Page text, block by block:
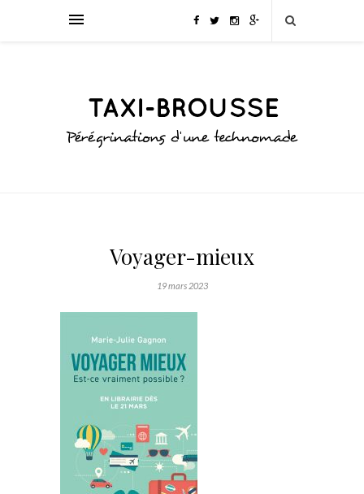
Voyager-mieux
19 mars 2023